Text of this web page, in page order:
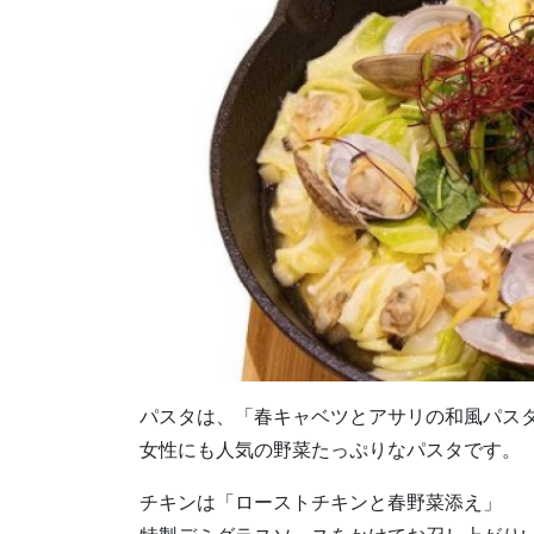
パスタは、「春キャベツとアサリの和風パス
女性にも人気の野菜たっぷりなパスタです。
チキンは「ローストチキンと春野菜添え」